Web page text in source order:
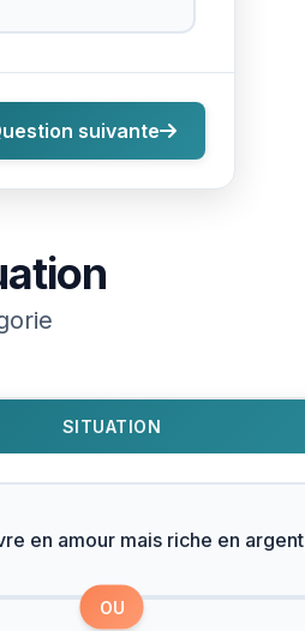
suivante
SITUATION
en amour mais riche en argent
OU